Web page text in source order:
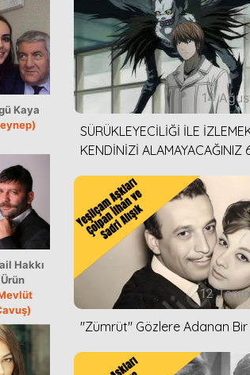
Kaya
Hakkı
Ürün
14
SÜRÜKLEYECİLİĞİ İLE
KENDİNİZİ ALAMAYACAĞINIZ
12
''Zümrüt'' Gözlere Adanan Bir